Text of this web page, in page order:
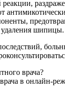
реакции,
удаления шипицы.
врача?
в онлайн-